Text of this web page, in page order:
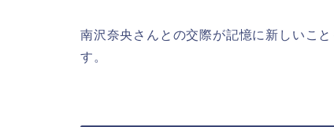
南沢奈央さんとの交際が記憶に新しいこ
す。